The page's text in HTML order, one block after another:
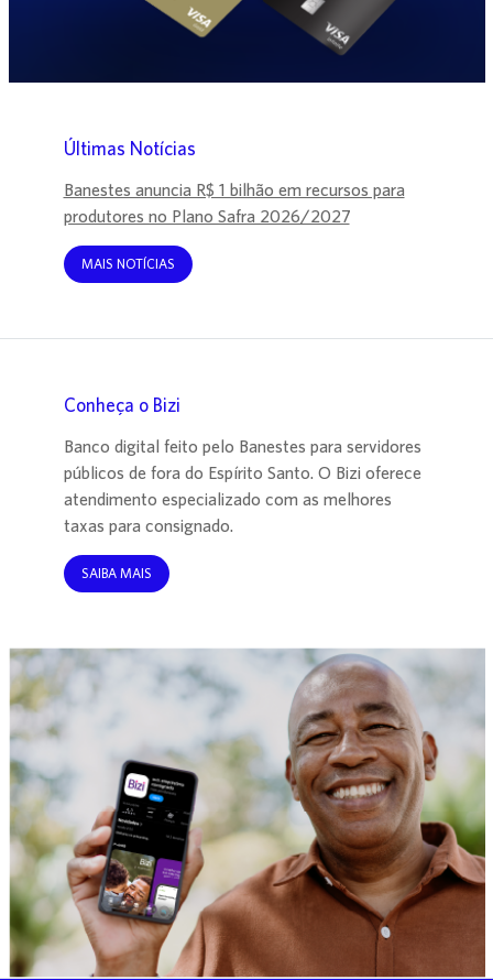
Últimas Notícias
Banestes anuncia R$ 1 bilhão em recursos para
produtores no Plano Safra 2026/2027
MAIS NOTÍCIAS
Conheça o Bizi
Banco digital feito pelo Banestes para servidores
públicos de fora do Espírito Santo. O Bizi oferece
atendimento especializado com as melhores
taxas para consignado.
SAIBA MAIS